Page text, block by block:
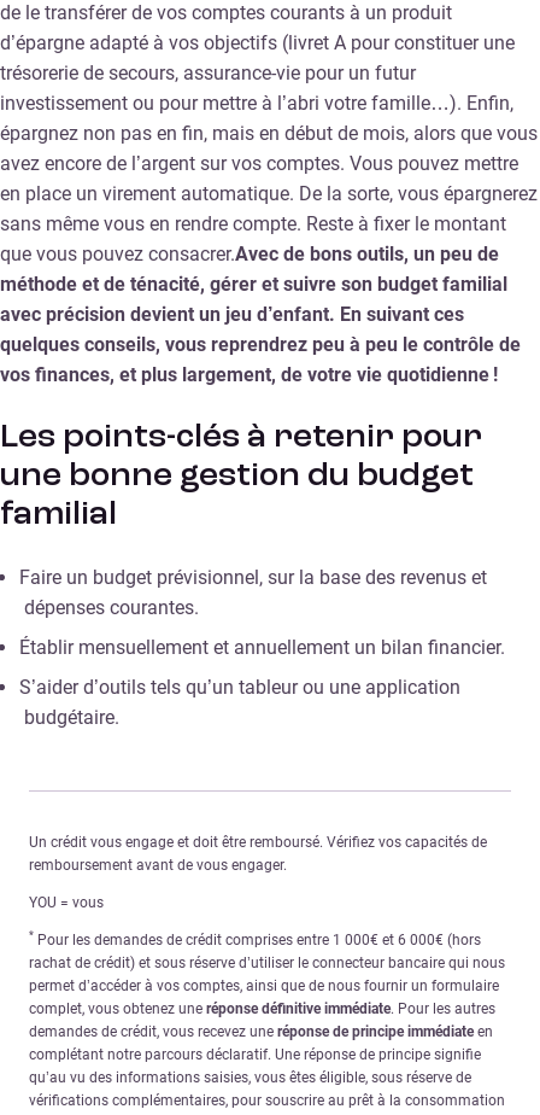
de le transférer de vos comptes courants à un produit
d’épargne adapté à vos objectifs (livret A pour constituer une
trésorerie de secours, assurance-vie pour un futur
investissement ou pour mettre à l’abri votre famille…). Enfin,
épargnez non pas en fin, mais en début de mois, alors que vous
avez encore de l’argent sur vos comptes. Vous pouvez mettre
en place un virement automatique. De la sorte, vous épargnerez
sans même vous en rendre compte. Reste à fixer le montant
que vous pouvez consacrer.Avec de bons outils, un peu de
méthode et de ténacité, gérer et suivre son budget familial
avec précision devient un jeu d’enfant. En suivant ces
quelques conseils, vous reprendrez peu à peu le contrôle de
vos finances, et plus largement, de votre vie quotidienne !
Les points-clés à retenir pour
une bonne gestion du budget
familial
Faire un budget prévisionnel, sur la base des revenus et
dépenses courantes.
Établir mensuellement et annuellement un bilan financier.
S’aider d’outils tels qu’un tableur ou une application
budgétaire.
Un crédit vous engage et doit être remboursé. Vérifiez vos capacités de
remboursement avant de vous engager.
YOU = vous
* Pour les demandes de crédit comprises entre 1 000€ et 6 000€ (hors
rachat de crédit) et sous réserve d’utiliser le connecteur bancaire qui nous
permet d’accéder à vos comptes, ainsi que de nous fournir un formulaire
complet, vous obtenez une réponse définitive immédiate. Pour les autres
demandes de crédit, vous recevez une réponse de principe immédiateen
complétant notre parcours déclaratif. Une réponse de principe signifie
qu’au vu des informations saisies, vous êtes éligible, sous réserve de
vérifications complémentaires, pour souscrire au prêt à la consommation